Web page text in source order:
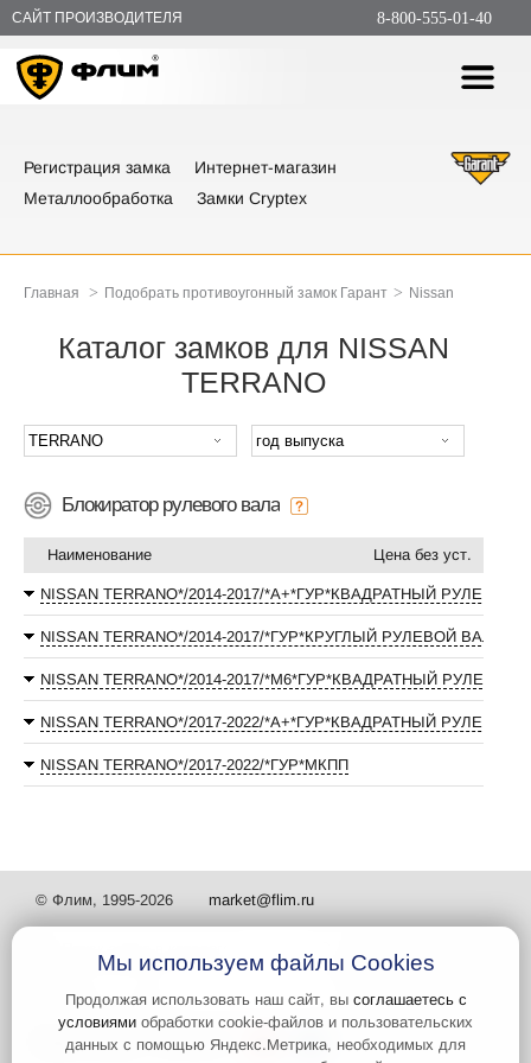
САЙТ ПРОИЗВОДИТЕЛЯ 8-800-555-01-40
Регистрация замка
Интернет-магазин
Металлообработка
Замки Cryptex
Главная > Подобрать противоугонный замок Гарант > Nissan
Каталог замков для NISSAN
TERRANO
Блокиратор рулевого вала
Наименование Цена без уст.
NISSAN TERRANO*/2014-2017/*А+*ГУР*КВАДРАТНЫЙ РУЛЕВОЙ
NISSAN TERRANO*/2014-2017/*ГУР*КРУГЛЫЙ РУЛЕВОЙ ВАЛ
NISSAN TERRANO*/2014-2017/*М6*ГУР*КВАДРАТНЫЙ РУЛЕВОЙ
NISSAN TERRANO*/2017-2022/*А+*ГУР*КВАДРАТНЫЙ РУЛЕВОЙ
NISSAN TERRANO*/2017-2022/*ГУР*МКПП
© Флим, 1995-2026 market@flim.ru
Задать вопрос Контакты
Мы используем файлы Cookies
Продолжая использовать наш сайт, вы соглашаетесь с
условиями обработки cookie-файлов и пользовательских
данных с помощью Яндекс.Метрика, необходимых для